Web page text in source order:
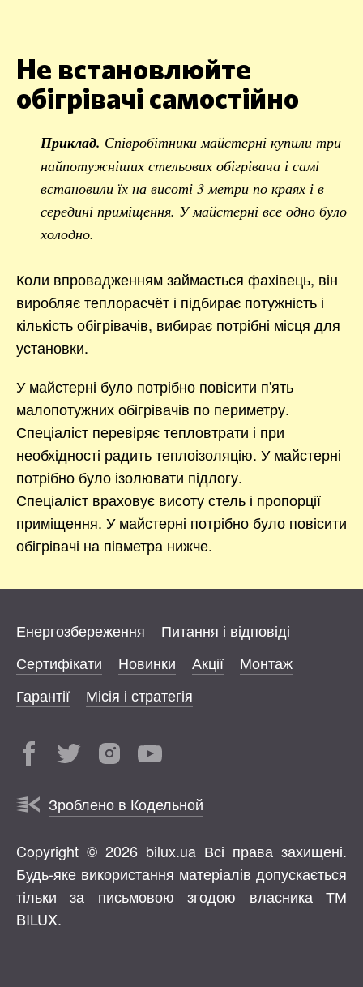
Не встановлюйте
обігрівачі самостійно
Приклад. Співробітники майстерні купили три
найпотужніших стельових обігрівача і самі
встановили їх на висоті 3 метри по краях і в
середині приміщення. У майстерні все одно було
холодно.
Коли впровадженням займається фахівець, він
виробляє теплорасчёт і підбирає потужність і
кількість обігрівачів, вибирає потрібні місця для
установки.
У майстерні було потрібно повісити п'ять
малопотужних обігрівачів по периметру.
Спеціаліст перевіряє тепловтрати і при
необхідності радить теплоізоляцію. У майстерні
потрібно було ізолювати підлогу.
Спеціаліст враховує висоту стель і пропорції
приміщення. У майстерні потрібно було повісити
обігрівачі на півметра нижче.
Енергозбереження
Питання і відповіді
Сертифікати
Новинки Акції
Монтаж
Гарантії
Місія і стратегія
Зроблено в Кодельной
Copyright © 2026 bilux.ua Всі права захищені.
Будь-яке використання матеріалів допускається
тільки за письмовою згодою власника ТМ
BILUX.